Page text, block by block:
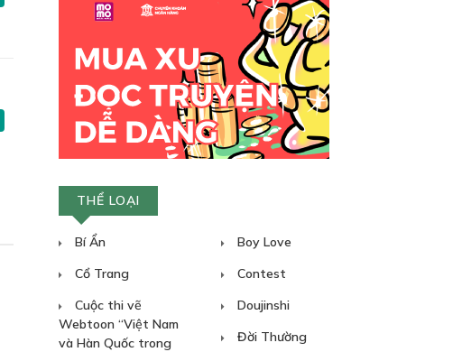
THỂ LOẠI
Bí Ẩn
Boy Love
Cổ Trang
Contest
Cuộc thi vẽ
Webtoon “Việt Nam
và Hàn Quốc trong
Doujinshi
Đời Thường